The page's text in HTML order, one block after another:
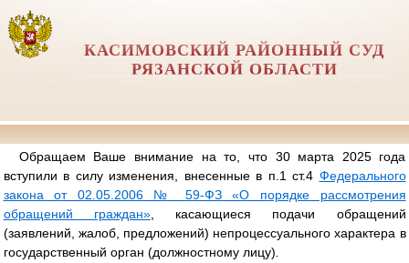
КАСИМОВСКИЙ РАЙОННЫЙ СУД
РЯЗАНСКОЙ ОБЛАСТИ
Обращаем Ваше внимание на то, что 30 марта 2025 года
вступили в силу изменения, внесенные в п.1 ст.4 Федерального
закона от 02.05.2006 № 59-ФЗ «О порядке рассмотрения
обращений граждан», касающиеся подачи обращений
(заявлений, жалоб, предложений) непроцессуального характера в
государственный орган (должностному лицу)